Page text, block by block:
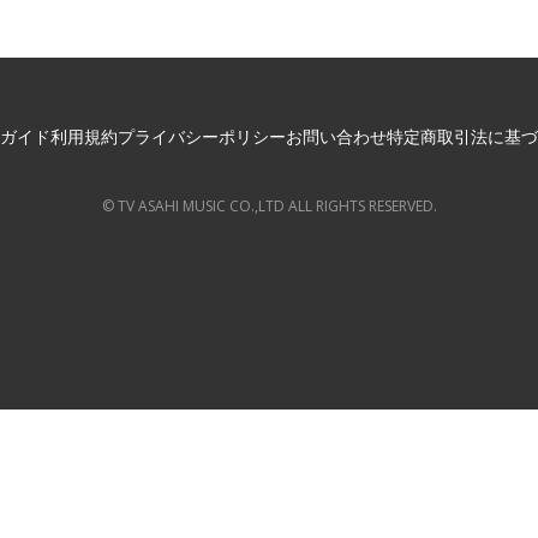
イド利用規約プライバシーポリシーお問い合わせ特定商取引法に基
© TV ASAHI MUSIC CO.,LTD ALL RIGHTS RESERVED.